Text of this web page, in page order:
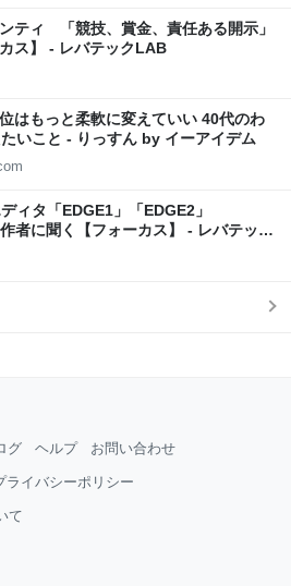
ティ 「競技、賞金、責任ある開示」
ス】 - レバテックLAB
はもっと柔軟に変えていい 40代のわ
いこと - りっすん by イーアイデム
ィタ「EDGE1」「EDGE2」
者に聞く【フォーカス】 - レバテック
グ ヘルプ お問い合わせ
ライバシーポリシー
て